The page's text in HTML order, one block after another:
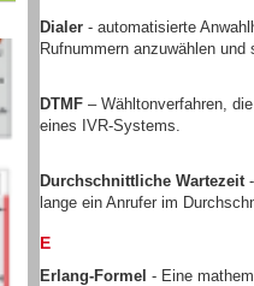
Dialer - automatisierte
Rufnummern anzuwählen
DTMF – Wähltonverfahren,
eines IVR-Systems.
Durchschnittliche Wartezeit-
lange ein Anrufer im
E
Erlang-Formel - Eine